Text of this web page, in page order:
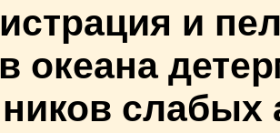
и
океана
слабых